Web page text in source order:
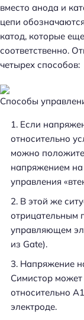
вместо анода и
цепи
катод, которые
соответственно.
четырех способов:
Способы
Если
относительно
можно
напряжением
управления
В этой же
отрицательным
управляющем
из Gate).
Напряжение
Симистор
относительно
электроде.